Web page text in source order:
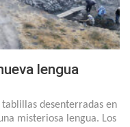
lengua
desenterradas en
misteriosa lengua. Los